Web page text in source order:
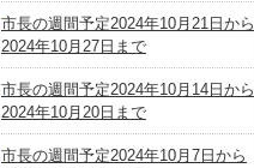
市長の週間予定2024年10月21日から
2024年10月27日まで
市長の週間予定2024年10月14日から
2024年10月20日まで
市長の週間予定2024年10月7日から